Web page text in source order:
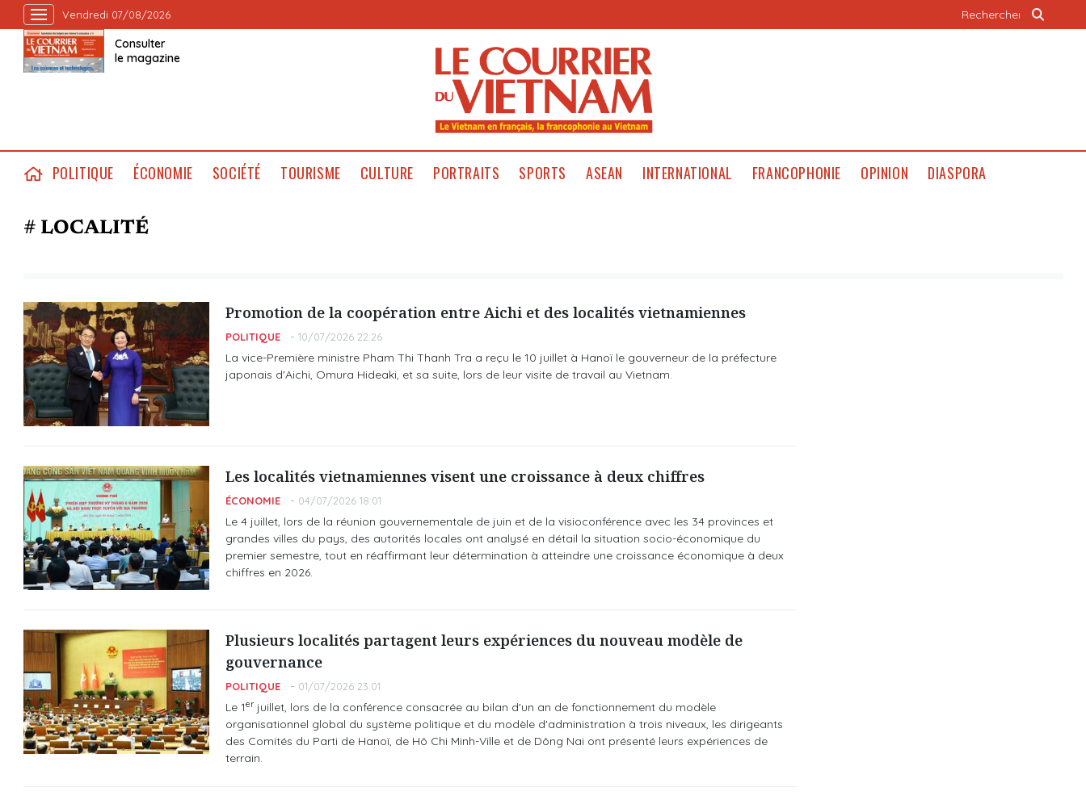
Vendredi 07/08/2026
Consulter
le magazine
POLITIQUE ÉCONOMIE SOCIÉTÉ TOURISME CULTURE PORTRAITS SPORTS ASEAN INTERNATIONAL FRANCOPHONIE OPINION DIASPORA
# LOCALITÉ
Promotion de la coopération entre Aichi et des localités vietnamiennes
POLITIQUE 10/07/2026 22:26
La vice-Première ministre Pham Thi Thanh Tra a reçu le 10 juillet à Hanoï le gouverneur de la préfecture
japonais d'Aichi, Omura Hideaki, et sa suite, lors de leur visite de travail au Vietnam.
Les localités vietnamiennes visent une croissance à deux chiffres
ÉCONOMIE 04/07/2026 18:01
Le 4 juillet, lors de la réunion gouvernementale de juin et de la visioconférence avec les 34 provinces et
grandes villes du pays, des autorités locales ont analysé en détail la situation socio-économique du
premier semestre, tout en réaffirmant leur détermination à atteindre une croissance économique à deux
chiffres en 2026.
Plusieurs localités partagent leurs expériences du nouveau modèle de
gouvernance
POLITIQUE 01/07/2026 23:01
Le 1erjuillet, lors de la conférence consacrée au bilan d'un an de fonctionnement du modèle
organisationnel global du système politique et du modèle d'administration à trois niveaux, les dirigeants
des Comités du Parti de Hanoï, de Hô Chi Minh-Ville et de Dông Nai ont présenté leurs expériences de
terrain.